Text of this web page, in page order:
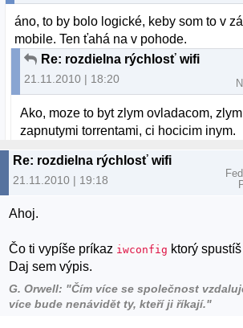
áno, to by bolo logické, keby som to v
mobile. Ten ťahá na v pohode.
Re: rozdielna rýchlosť wifi
21.11.2010 | 18:20
Ako, moze to byt zlym ovladacom,
zapnutymi torrentami, ci hocicim inym.
Re: rozdielna rýchlosť wifi
21.11.2010 | 19:18
Ahoj.
Čo ti vypíše príkaz iwconfig ktorý
Daj sem výpis.
G. Orwell: "Čím více se společnost
více bude nenávidět ty, kteří ji říkají."